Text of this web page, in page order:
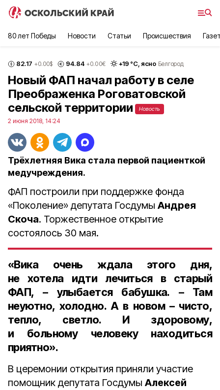
80 лет Победы Новости Статьи Происшествия
82.17 +0.00$ 94.84 +0.00€ +19 °С, ясно Белгород
Новый ФАП начал работу в селе
Преображенка Роговатовской
сельской территории
Новость
2 июня 2018, 14:24
Трёхлетняя Вика стала первой пациенткой
медучреждения.
ФАП построили при поддержке фонда
«Поколение» депутата Госдумы Андрея
Скоча. Торжественное открытие
состоялось 30 мая.
«Вика очень ждала этого дня,
не хотела идти лечиться в старый
ФАП, – улыбается бабушка. – Там
неуютно, холодно. А в новом – чисто,
тепло, светло. И здоровому,
и больному человеку находиться
приятно».
В церемонии открытия приняли участие
помощник депутата Госдумы Алексей